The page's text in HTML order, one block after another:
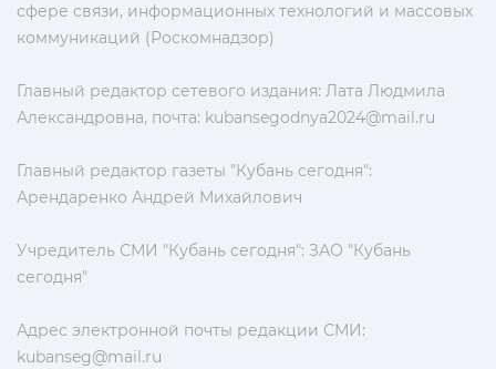
сфере связи, информационных технологий и массовых
коммуникаций (Роскомнадзор)
Главный редактор сетевого издания: Лата Людмила
Александровна, почта: kubansegodnya2024@mail.ru
Главный редактор газеты "Кубань сегодня":
Арендаренко Андрей Михайлович
Учредитель СМИ "Кубань сегодня": ЗАО "Кубань
сегодня"
Адрес электронной почты редакции СМИ:
kubanseg@mail.ru